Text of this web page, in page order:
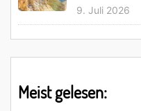
9. Juli 2026
Meist gelesen: